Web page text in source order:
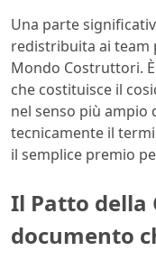
Una parte
redistribuita ai team
Mondo Costruttori.
che costituisce il
nel senso più ampio
tecnicamente il
il semplice premio
Il Patto della
documento